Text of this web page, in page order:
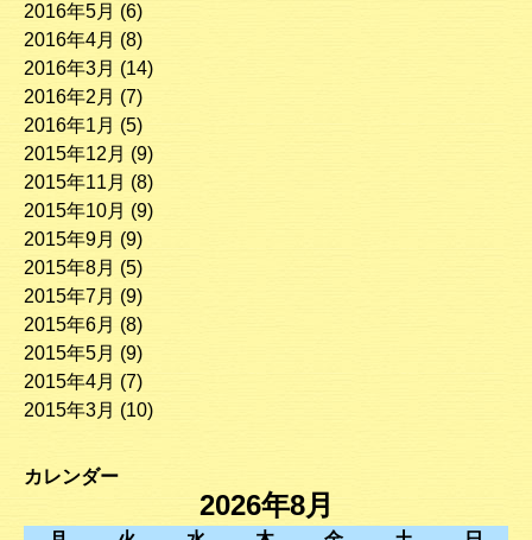
2016年5月 (6)
2016年4月 (8)
2016年3月 (14)
2016年2月 (7)
2016年1月 (5)
2015年12月 (9)
2015年11月 (8)
2015年10月 (9)
2015年9月 (9)
2015年8月 (5)
2015年7月 (9)
2015年6月 (8)
2015年5月 (9)
2015年4月 (7)
2015年3月 (10)
カレンダー
2026年8月